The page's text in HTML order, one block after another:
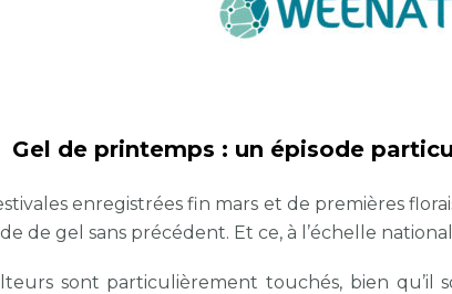
Gel de printemps : un épisode
enregistrées fin mars et de premières
de gel sans précédent. Et ce, à l’échelle
sont particulièrement touchés, bien